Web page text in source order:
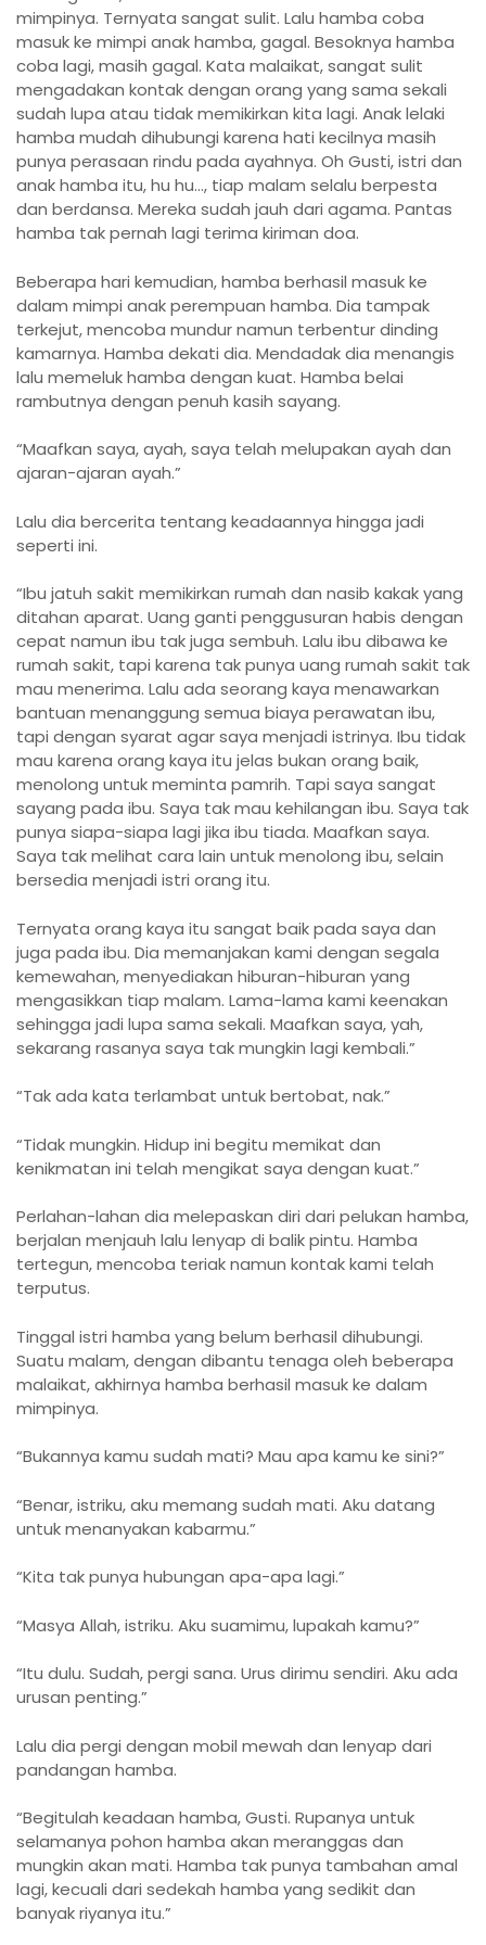
mimpinya. Ternyata sangat sulit. Lalu hamba coba
masuk ke mimpi anak hamba, gagal. Besoknya hamba
coba lagi, masih gagal. Kata malaikat, sangat sulit
mengadakan kontak dengan orang yang sama sekali
sudah lupa atau tidak memikirkan kita lagi. Anak lelaki
hamba mudah dihubungi karena hati kecilnya masih
punya perasaan rindu pada ayahnya. Oh Gusti, istri dan
anak hamba itu, hu hu…, tiap malam selalu berpesta
dan berdansa. Mereka sudah jauh dari agama. Pantas
hamba tak pernah lagi terima kiriman doa.
Beberapa hari kemudian, hamba berhasil masuk ke
dalam mimpi anak perempuan hamba. Dia tampak
terkejut, mencoba mundur namun terbentur dinding
kamarnya. Hamba dekati dia. Mendadak dia menangis
lalu memeluk hamba dengan kuat. Hamba belai
rambutnya dengan penuh kasih sayang.
“Maafkan saya, ayah, saya telah melupakan ayah dan
ajaran-ajaran ayah.”
Lalu dia bercerita tentang keadaannya hingga jadi
seperti ini.
“Ibu jatuh sakit memikirkan rumah dan nasib kakak yang
ditahan aparat. Uang ganti penggusuran habis dengan
cepat namun ibu tak juga sembuh. Lalu ibu dibawa ke
rumah sakit, tapi karena tak punya uang rumah sakit tak
mau menerima. Lalu ada seorang kaya menawarkan
bantuan menanggung semua biaya perawatan ibu,
tapi dengan syarat agar saya menjadi istrinya. Ibu tidak
mau karena orang kaya itu jelas bukan orang baik,
menolong untuk meminta pamrih. Tapi saya sangat
sayang pada ibu. Saya tak mau kehilangan ibu. Saya tak
punya siapa-siapa lagi jika ibu tiada. Maafkan saya.
Saya tak melihat cara lain untuk menolong ibu, selain
bersedia menjadi istri orang itu.
Ternyata orang kaya itu sangat baik pada saya dan
juga pada ibu. Dia memanjakan kami dengan segala
kemewahan, menyediakan hiburan-hiburan yang
mengasikkan tiap malam. Lama-lama kami keenakan
sehingga jadi lupa sama sekali. Maafkan saya, yah,
sekarang rasanya saya tak mungkin lagi kembali.”
“Tak ada kata terlambat untuk bertobat, nak.”
“Tidak mungkin. Hidup ini begitu memikat dan
kenikmatan ini telah mengikat saya dengan kuat.”
Perlahan-lahan dia melepaskan diri dari pelukan hamba,
berjalan menjauh lalu lenyap di balik pintu. Hamba
tertegun, mencoba teriak namun kontak kami telah
terputus.
Tinggal istri hamba yang belum berhasil dihubungi.
Suatu malam, dengan dibantu tenaga oleh beberapa
malaikat, akhirnya hamba berhasil masuk ke dalam
mimpinya.
“Bukannya kamu sudah mati? Mau apa kamu ke sini?”
“Benar, istriku, aku memang sudah mati. Aku datang
untuk menanyakan kabarmu.”
“Kita tak punya hubungan apa-apa lagi.”
“Masya Allah, istriku. Aku suamimu, lupakah kamu?”
“Itu dulu. Sudah, pergi sana. Urus dirimu sendiri. Aku ada
urusan penting.”
Lalu dia pergi dengan mobil mewah dan lenyap dari
pandangan hamba.
“Begitulah keadaan hamba, Gusti. Rupanya untuk
selamanya pohon hamba akan meranggas dan
mungkin akan mati. Hamba tak punya tambahan amal
lagi, kecuali dari sedekah hamba yang sedikit dan
banyak riyanya itu.”